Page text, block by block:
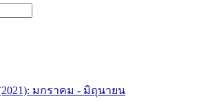
มกราคม - มิถุนายน